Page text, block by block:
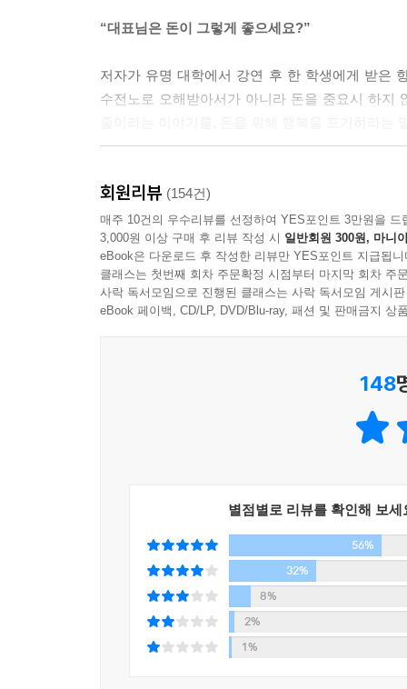
‘우리 아이가 혹 다른 아이에게 뒤처질까 걱정되
앗고 국가적으로도 큰 손해를 끼치는 사교육비 지
은 결국 옆집 아이 때문이라는 이야기 아닌가!
작되기 때문에 손해다. 반드시 필요한 상황이 아
이다. 이것이 우리 모두가 다 아는 세계적인 부자,
--- p.43
돈이 없고 월급이 적다고 불평하면서도 조금만 돈
빚을 지면서까지 해외여행을 당연시한다. 그런 한
금융문맹은 많은 돈을 번 사람도 파산하게 만든
다. 돈이 일하게 하는 현명함, 즉 금융을 이해하는
금융문맹은 질병, 그것도 악성 전염병이다. 한 사
급기야 국가경쟁력까지도 갉아먹는 전염병 말이
“대표님은 돈이 그렇게 좋으세요?”
저자가 유명 대학에서 강연 후 한 학생에게 받은
수전노로 오해받아서가 아니라 돈을 중요시 하지
최초의 외국인 전용 한국 펀드인 ‘코리아펀드’
수익률을 기록해 업계의 전설로 회자되는 저자
모습이었다. 메리츠자산운용 직원들조차 노후준
주식투자 동아리는 투자를 공부하는 곳이 아니라
위해 담임 선생님이 초청한 강연회가 교장 선생
저자는 경제독립을 위해서는 금융문맹의 늪에서
평범한 사람들이 부자가 되려면? - 부자가 되기 위
부를 파괴하는 라이프스타일보다 부를 창조하는
않은 소비를 위해 거리낌 없이 돈을 쓰는 것이
등. 일반인들은 사교육비, 식료품, 외식비에 전
회원리뷰 (154건)
매주 10건의 우수리뷰를 선정하여 YES포인트 3만원을 드
3,000원 이상 구매 후 리뷰 작성 시 일반회원 300원, 마니
eBook은 다운로드 후 작성한 리뷰만 YES포인트 지급됩니
클래스는 첫번째 회차 주문확정 시점부터 마지막 회차 주
사락 독서모임으로 진행된 클래스는 사락 독서모임 게시
eBook 페이백, CD/LP, DVD/Blu-ray, 패션 및 판매금지 상
148
별점별로 리뷰를 확인해 보세
56%
32%
8%
2%
1%